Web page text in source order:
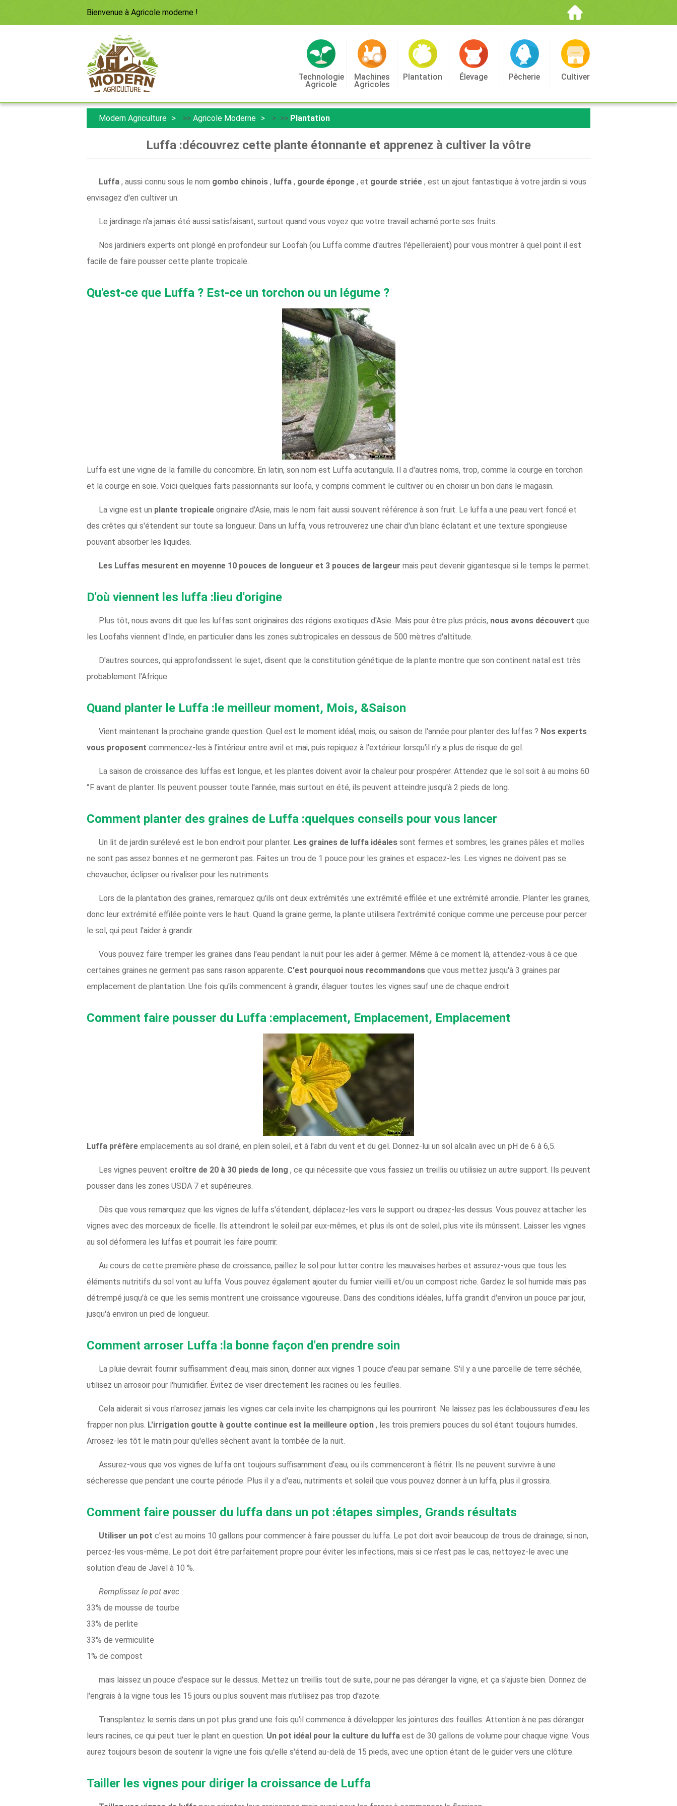
Bienvenue à Agricole moderne !
Technologie
Agricole
Machines
Agricoles
Plantation Élevage Pêcherie Cultiver
Modern Agriculture >> Agricole Moderne > >> Plantation
Luffa :découvrez cette plante étonnante et apprenez à cultiver la vôtre
Luffa , aussi connu sous le nom gombo chinois , luffa , gourde éponge , et gourde striée , est un ajout fantastique à votre jardin si vous
envisagez d'en cultiver un.
Le jardinage n'a jamais été aussi satisfaisant, surtout quand vous voyez que votre travail acharné porte ses fruits.
Nos jardiniers experts ont plongé en profondeur sur Loofah (ou Luffa comme d'autres l'épelleraient) pour vous montrer à quel point il est
facile de faire pousser cette plante tropicale.
Qu'est-ce que Luffa ? Est-ce un torchon ou un légume ?
Luffa est une vigne de la famille du concombre. En latin, son nom est Luffa acutangula. Il a d'autres noms, trop, comme la courge en torchon
et la courge en soie. Voici quelques faits passionnants sur loofa, y compris comment le cultiver ou en choisir un bon dans le magasin.
La vigne est un plante tropicale originaire d'Asie, mais le nom fait aussi souvent référence à son fruit. Le luffa a une peau vert foncé et
des crêtes qui s'étendent sur toute sa longueur. Dans un luffa, vous retrouverez une chair d'un blanc éclatant et une texture spongieuse
pouvant absorber les liquides.
Les Luffas mesurent en moyenne 10 pouces de longueur et 3 pouces de largeur mais peut devenir gigantesque si le temps le permet.
D'où viennent les luffa :lieu d'origine
Plus tôt, nous avons dit que les luffas sont originaires des régions exotiques d'Asie. Mais pour être plus précis, nous avons découvert que
les Loofahs viennent d'Inde, en particulier dans les zones subtropicales en dessous de 500 mètres d'altitude.
D'autres sources, qui approfondissent le sujet, disent que la constitution génétique de la plante montre que son continent natal est très
probablement l'Afrique.
Quand planter le Luffa :le meilleur moment, Mois, &Saison
Vient maintenant la prochaine grande question. Quel est le moment idéal, mois, ou saison de l'année pour planter des luffas ? Nos experts
vous proposent commencez-les à l'intérieur entre avril et mai, puis repiquez à l'extérieur lorsqu'il n'y a plus de risque de gel.
La saison de croissance des luffas est longue, et les plantes doivent avoir la chaleur pour prospérer. Attendez que le sol soit à au moins 60
°F avant de planter. Ils peuvent pousser toute l'année, mais surtout en été, ils peuvent atteindre jusqu'à 2 pieds de long.
Comment planter des graines de Luffa :quelques conseils pour vous lancer
Un lit de jardin surélevé est le bon endroit pour planter. Les graines de luffa idéales sont fermes et sombres; les graines pâles et molles
ne sont pas assez bonnes et ne germeront pas. Faites un trou de 1 pouce pour les graines et espacez-les. Les vignes ne doivent pas se
chevaucher, éclipser ou rivaliser pour les nutriments.
Lors de la plantation des graines, remarquez qu'ils ont deux extrémités :une extrémité effilée et une extrémité arrondie. Planter les graines,
donc leur extrémité effilée pointe vers le haut. Quand la graine germe, la plante utilisera l'extrémité conique comme une perceuse pour percer
le sol, qui peut l'aider à grandir.
Vous pouvez faire tremper les graines dans l'eau pendant la nuit pour les aider à germer. Même à ce moment là, attendez-vous à ce que
certaines graines ne germent pas sans raison apparente. C'est pourquoi nous recommandons que vous mettez jusqu'à 3 graines par
emplacement de plantation. Une fois qu'ils commencent à grandir, élaguer toutes les vignes sauf une de chaque endroit.
Comment faire pousser du Luffa :emplacement, Emplacement, Emplacement
Luffa préfère emplacements au sol drainé, en plein soleil, et à l'abri du vent et du gel. Donnez-lui un sol alcalin avec un pH de 6 à 6,5.
Les vignes peuvent croître de 20 à 30 pieds de long , ce qui nécessite que vous fassiez un treillis ou utilisiez un autre support. Ils peuvent
pousser dans les zones USDA 7 et supérieures.
Dès que vous remarquez que les vignes de luffa s'étendent, déplacez-les vers le support ou drapez-les dessus. Vous pouvez attacher les
vignes avec des morceaux de ficelle. Ils atteindront le soleil par eux-mêmes, et plus ils ont de soleil, plus vite ils mûrissent. Laisser les vignes
au sol déformera les luffas et pourrait les faire pourrir.
Au cours de cette première phase de croissance, paillez le sol pour lutter contre les mauvaises herbes et assurez-vous que tous les
éléments nutritifs du sol vont au luffa. Vous pouvez également ajouter du fumier vieilli et/ou un compost riche. Gardez le sol humide mais pas
détrempé jusqu'à ce que les semis montrent une croissance vigoureuse. Dans des conditions idéales, luffa grandit d'environ un pouce par jour,
jusqu'à environ un pied de longueur.
Comment arroser Luffa :la bonne façon d'en prendre soin
La pluie devrait fournir suffisamment d'eau, mais sinon, donner aux vignes 1 pouce d'eau par semaine. S'il y a une parcelle de terre séchée,
utilisez un arrosoir pour l'humidifier. Évitez de viser directement les racines ou les feuilles.
Cela aiderait si vous n'arrosez jamais les vignes car cela invite les champignons qui les pourriront. Ne laissez pas les éclaboussures d'eau les
frapper non plus. L'irrigation goutte à goutte continue est la meilleure option , les trois premiers pouces du sol étant toujours humides.
Arrosez-les tôt le matin pour qu'elles sèchent avant la tombée de la nuit.
Assurez-vous que vos vignes de luffa ont toujours suffisamment d'eau, ou ils commenceront à flétrir. Ils ne peuvent survivre à une
sécheresse que pendant une courte période. Plus il y a d'eau, nutriments et soleil que vous pouvez donner à un luffa, plus il grossira.
Comment faire pousser du luffa dans un pot :étapes simples, Grands résultats
Utiliser un pot c'est au moins 10 gallons pour commencer à faire pousser du luffa. Le pot doit avoir beaucoup de trous de drainage; si non,
percez-les vous-même. Le pot doit être parfaitement propre pour éviter les infections, mais si ce n'est pas le cas, nettoyez-le avec une
solution d'eau de Javel à 10 %.
Remplissez le pot avec :
33% de mousse de tourbe
33% de perlite
33% de vermiculite
1% de compost
mais laissez un pouce d'espace sur le dessus. Mettez un treillis tout de suite, pour ne pas déranger la vigne, et ça s'ajuste bien. Donnez de
l'engrais à la vigne tous les 15 jours ou plus souvent mais n'utilisez pas trop d'azote.
Transplantez le semis dans un pot plus grand une fois qu'il commence à développer les jointures des feuilles. Attention à ne pas déranger
leurs racines, ce qui peut tuer le plant en question. Un pot idéal pour la culture du luffa est de 30 gallons de volume pour chaque vigne. Vous
aurez toujours besoin de soutenir la vigne une fois qu'elle s'étend au-delà de 15 pieds, avec une option étant de le guider vers une clôture.
Tailler les vignes pour diriger la croissance de Luffa